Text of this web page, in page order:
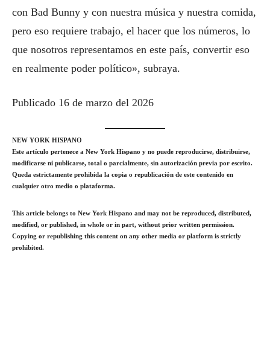
con Bad Bunny y con nuestra música y nuestra comida,
pero eso requiere trabajo, el hacer que los números, lo
que nosotros representamos en este país, convertir eso
en realmente poder político», subraya.
Publicado 16 de marzo del 2026
NEW YORK HISPANO
Este artículo pertenece a New York Hispano y no puede reproducirse, distribuirse,
modificarse ni publicarse, total o parcialmente, sin autorización previa por escrito.
Queda estrictamente prohibida la copia o republicación de este contenido en
cualquier otro medio o plataforma.
This article belongs to New York Hispano and may not be reproduced, distributed,
modified, or published, in whole or in part, without prior written permission.
Copying or republishing this content on any other media or platform is strictly
prohibited.